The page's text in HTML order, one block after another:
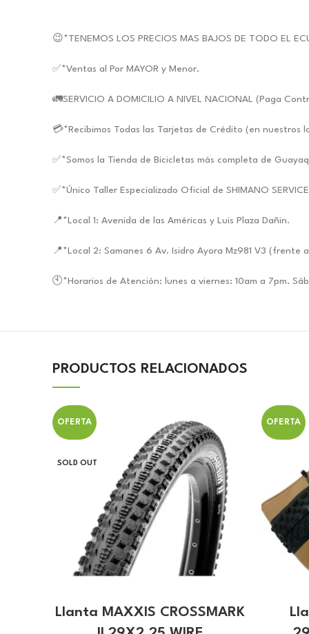
😉*TENEMOS LOS PRECIOS MAS BAJOS DE TODO EL
✅*Ventas al Por MAYOR y Menor.
🚛SERVICIO A DOMICILIO A NIVEL NACIONAL (Paga
💳*Recibimos Todas las Tarjetas de Crédito (en nuestros
✅*Somos la Tienda de Bicicletas más completa de
✅*Único Taller Especializado Oficial de SHIMANO
📍*Local 1: Avenida de las Américas y Luis Plaza Dañin.
📍*Local 2: Samanes 6 Av. Isidro Ayora Mz981 V3 (frente
🕙*Horarios de Atención: lunes a viernes: 10am a 7pm.
PRODUCTOS RELACIONADOS
OFERTA
SOLD OUT
Llanta MAXXIS CROSSMARK
OFERTA